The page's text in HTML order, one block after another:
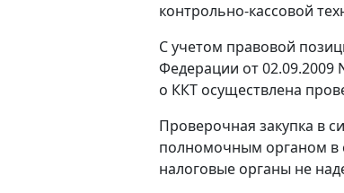
контрольно-кассовой
С учетом правовой
Федерации от
о ККТ осуществлена
Проверочная закупка в
полномочным органом в
налоговые органы не